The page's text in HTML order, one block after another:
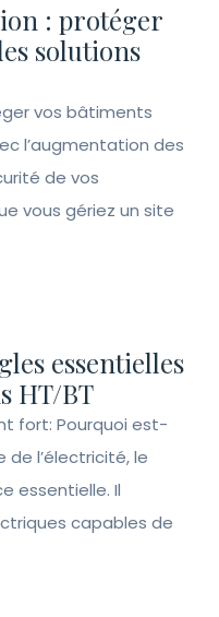
: protéger
solutions
vos bâtiments
l’augmentation des
de vos
vous gériez un site
essentielles
HT/BT
fort: Pourquoi est-
l’électricité, le
essentielle. Il
capables de